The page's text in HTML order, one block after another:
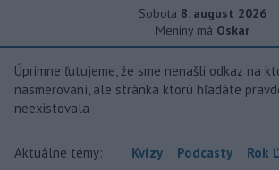
Sobota 8. august 2026
Meniny má Oskar
Úprimne ľutujeme, že sme nenašli odkaz na
nasmerovaní, ale stránka ktorú hľadáte
neexistovala
Aktuálne témy: Kvízy Podcasty Rok